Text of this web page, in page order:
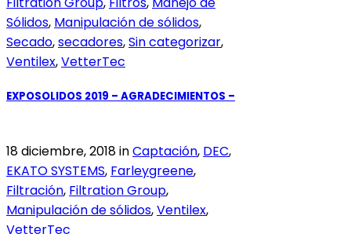
Sólidos, Manipulación de sólidos,
Secado,secadores,Sin categorizar,
Ventilex,VetterTec
EXPOSOLIDOS 2019 – AGRADECIMIENTOS –
18 diciembre, 2018inCaptación, DEC,
EKATO SYSTEMS, Farleygreene,
Filtración, Filtration Group,
Manipulación de sólidos,Ventilex,
VetterTec